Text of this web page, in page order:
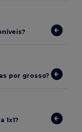
por grosso?
1x1?